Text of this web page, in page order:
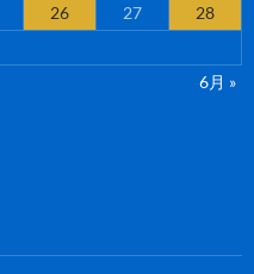
26 27
28
6月 »